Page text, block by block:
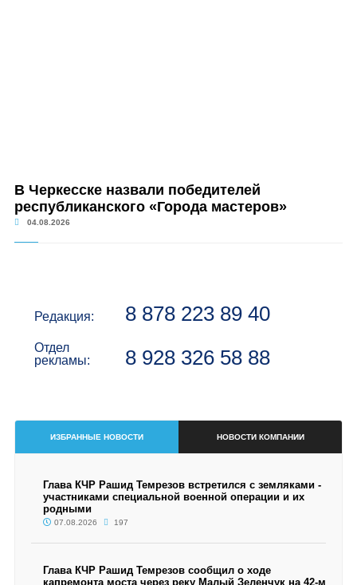
В Черкесске назвали победителей
республиканского «Города мастеров»
04.08.2026
Редакция: 8 878 223 89 40
Отдел
рекламы:
8 928 326 58 88
ИЗБРАННЫЕ НОВОСТИ НОВОСТИ КОМПАНИИ
Глава КЧР Рашид Темрезов встретился с земляками -
участниками специальной военной операции и их
родными
07.08.2026 197
Глава КЧР Рашид Темрезов сообщил о ходе
капремонта моста через реку Малый Зеленчук на 42-м